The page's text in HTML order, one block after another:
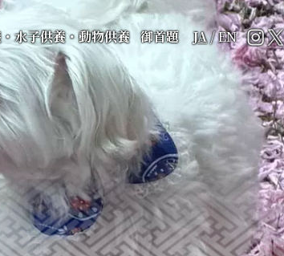
水子供養・動物供養 御首題 JA/EN